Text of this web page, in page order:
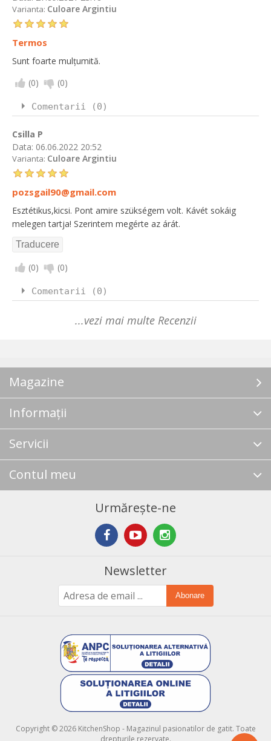
Varianta: Culoare Argintiu
Termos
Sunt foarte mulțumită.
(0) (0)
Comentarii (0)
Csilla P
Data: 06.06.2022 20:52
Varianta: Culoare Argintiu
pozsgail90@gmail.com
Esztétikus,kicsi. Pont amire szükségem volt. Kávét sokáig
melegen tartja! Szerintem megérte az árát.
(0) (0)
Comentarii (0)
...vezi mai multe Recenzii
Magazine
Informații
Servicii
Contul meu
Urmărește-ne
Newsletter
Abonare
Copyright © 2026 KitchenShop - Magazinul pasionatilor de gatit. Toate
drepturile rezervate.